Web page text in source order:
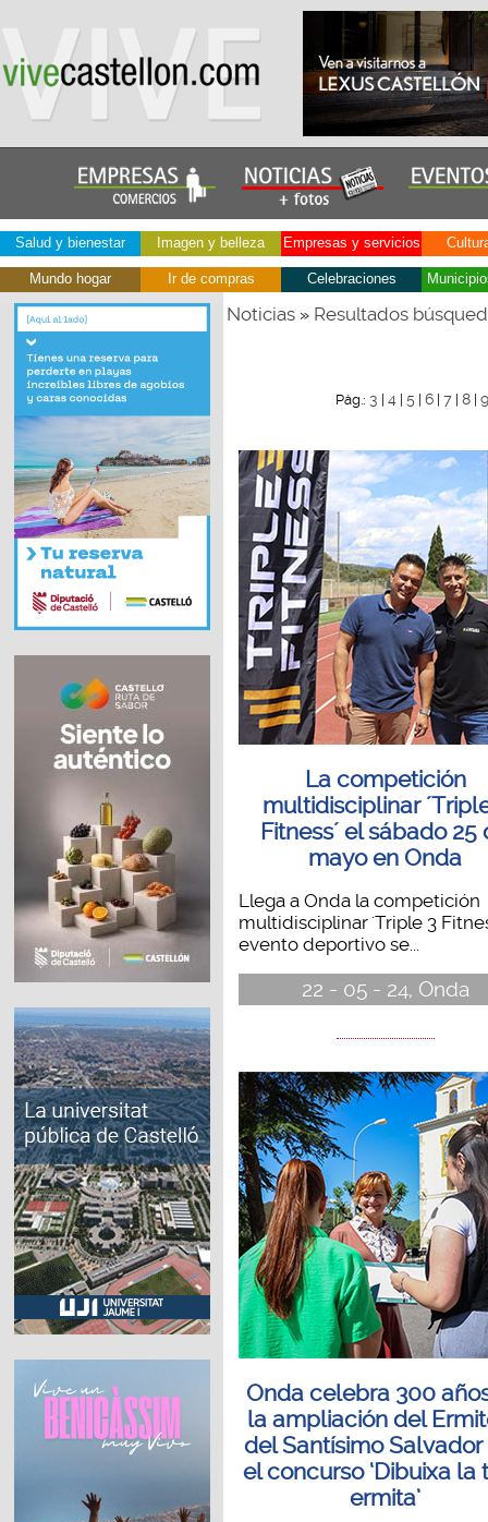
Salud y bienestar Imagen y belleza Empresas y servicios
Mundo hogar Ir de compras Celebraciones
Noticias» Resultados
Pág.: 3 4 5 6 7 8 9
La competición
multidisciplinar
Fitness´ el sábado 25
mayo en Onda
Llega a Onda la competición
multidisciplinar 'Triple 3
evento deportivo se...
22 - 05 - 24, Onda
Onda celebra 300
la ampliación del
del Santísimo
el concurso ‘Dibuixa la
ermita’